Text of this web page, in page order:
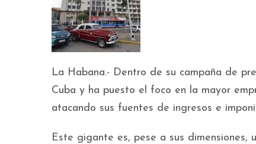
La Habana.- Dentro de su campaña de
Cuba y ha puesto el foco en la mayor
atacando sus fuentes de ingresos e
Este gigante es, pese a sus